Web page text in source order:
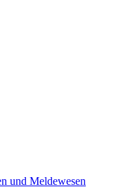
und Meldewesen